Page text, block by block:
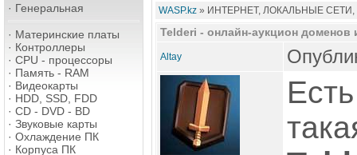
· Генеральная
· Материнские платы
· Контроллеры
· CPU - процессоры
· Память - RAM
· Видеокарты
· HDD, SSD, FDD
· CD - DVD - BD
· Звуковые карты
· Охлаждение ПК
· Корпуса ПК
WASP.kz » ИНТЕРНЕТ, ЛОКАЛЬНЫЕ
Telderi - онлайн-аукцион доменов
Altay